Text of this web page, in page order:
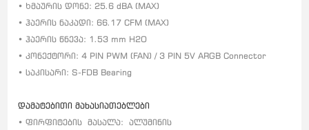
• Ხმაურის დონე: 25.6 dBA (MAX)
• ჰაერის ნაკადი: 66.17 CFM (MAX)
• ჰაერის წნევა: 1.53 mm H2O
• კონექტორი: 4 PIN PWM (FAN) / 3 PIN 5V ARGB Connector
• საკისარი: S-FDB Bearing
დამატებითი მახასიათებლები
• ფირფიტებისმასალა:
ალუმინის